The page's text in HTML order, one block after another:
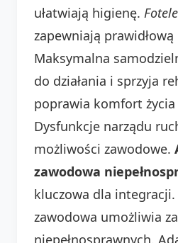
ułatwiają higienę.
zapewniają
Maksymalna
do działania i sprzyja
poprawia komfort
Dysfunkcje narządu
możliwości zawodowe.
zawodowa
kluczowa dla
zawodowa umożliwia
niepełnosprawnych.